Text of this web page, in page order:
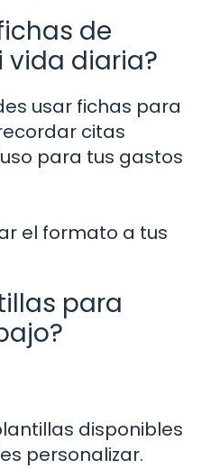
de
diaria?
usar fichas para
citas
para tus gastos
el formato a tus
para
disponibles
personalizar.